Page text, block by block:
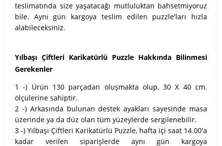
teslimatında size yaşatacağı mutluluktan bahsetmiyoruz
bile. Aynı gün kargoya teslim edilen puzzle'ları hızla
alabileceksiniz.
Yılbaşı Çiftleri Karikatürlü Puzzle Hakkında Bilinmesi
Gerekenler
1 -) Ürün 130 parçadan oluşmakta olup, 30 X 40 cm.
ölçülerine sahiptir.
2 -) Arkasında bulunan destek ayakları sayesinde masa
üzerinde ya da düz olan tüm yüzeylerde sergilenebilir.
3 -) Yılbaşı Çiftleri Karikatürlü Puzzle, hafta içi saat 14.00'a
kadar verilen siparişlerde aynı gün kargoya